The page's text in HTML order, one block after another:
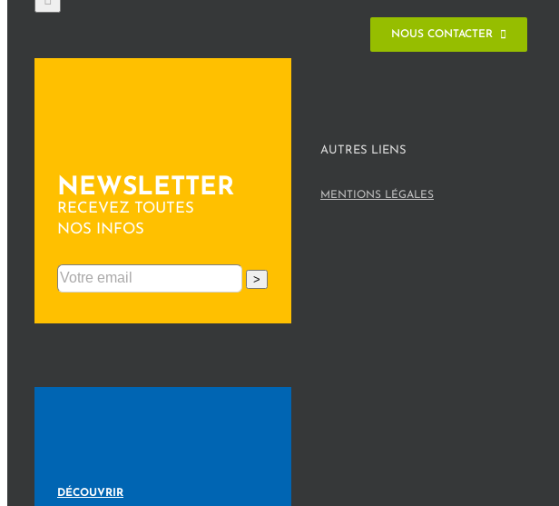
NEWSLETTER
RECEVEZ TOUTES
NOS INFOS
>
DÉCOUVRIR
NOUS CONTACTER
AUTRES LIENS
MENTIONS LÉGALES